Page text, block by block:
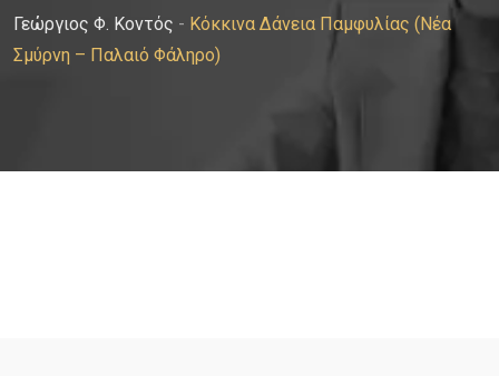
Γεώργιος Φ. Κοντός - Κόκκινα Δάνεια Παμφυλίας (Νέα
Σμύρνη – Παλαιό Φάληρο)